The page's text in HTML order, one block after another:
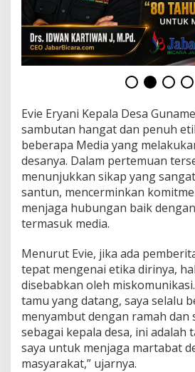
s
G
u
n
a
k
a
r
Evie Eryani Kepala Desa
sambutan hangat dan penuh
beberapa Media yang
desanya. Dalam pertemuan
menunjukkan sikap yang
santun, mencerminkan
menjaga hubungan baik
termasuk media.
Menurut Evie, jika ada
tepat mengenai etika dirinya,
disebabkan oleh
tamu yang datang, saya selalu
menyambut dengan ramah dan
sebagai kepala desa, ini adalah
saya untuk menjaga martabat
masyarakat,” ujarnya.